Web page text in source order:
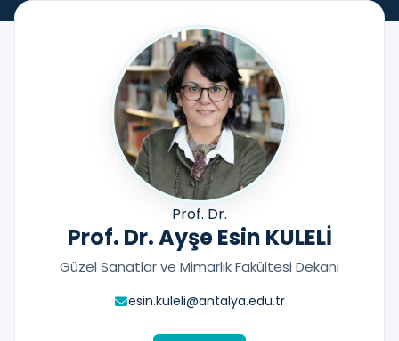
Prof. Dr.
Prof. Dr. Ayşe Esin KULELİ
Güzel Sanatlar ve Mimarlık Fakültesi Dekanı
esin.kuleli@antalya.edu.tr